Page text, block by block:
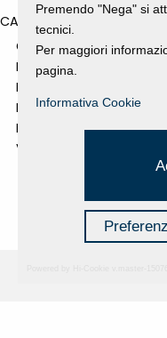
CATEGORIES
GALLERY
MOSTRE E EVENTI
NEWS
PROGETTI SOSTENUTI
RASSEGNA STAMPA
VIDEO
Premendo "Nega" si
tecnici.
Per maggiori
pagina.
Informativa Cookie